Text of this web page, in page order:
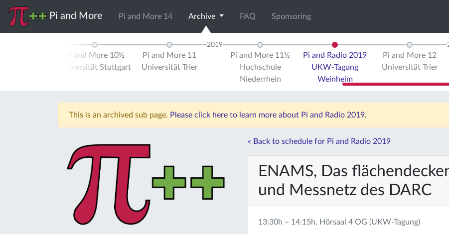
Pi and More Pi and More 14 Archive FAQ Sponsoring
Pi and More 10½
Universität Stuttgart
Pi and More 11
Universität Trier
2019
Pi and More 11½
Hochschule
Niederrhein
Pi and Radio 2019
UKW-Tagung
Weinheim
Pi and More 12
Universität Trier
This is an archived sub page. Please click here to learn more about Pi and Radio 2019.
« Back to schedule for Pi and Radio 2019
ENAMS, Das
und Messnetz des DARC
13:30h – 14:15h, Hörsaal 4 OG (UKW-Tagung)